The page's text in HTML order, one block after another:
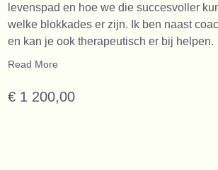
levenspad en hoe we die succesvoller
welke blokkades er zijn. Ik ben naast
en kan je ook therapeutisch er bij helpen.
Read More
€ 1 200,00